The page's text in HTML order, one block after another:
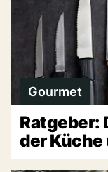
Gourmet
Ratgeber:
der